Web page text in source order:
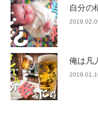
自分の
俺は凡